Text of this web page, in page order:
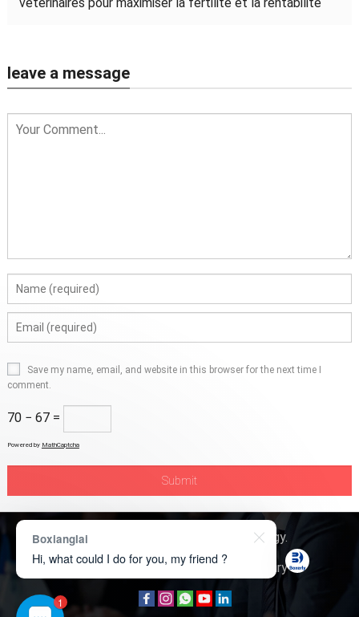
leave a message
Save my name, email, and website in this browser for the next time I
comment.
70 − 67 =
Powered by MathCaptcha
Copyright © 2026 Boxerly Technology.
About Us
Contact Us Product Inquiry
1
Boxianglai
Hi, what could I do for you, my friend ?